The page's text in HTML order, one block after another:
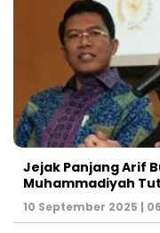
Jejak Panjang Arif
Muhammadiyah
10 September 2025 |